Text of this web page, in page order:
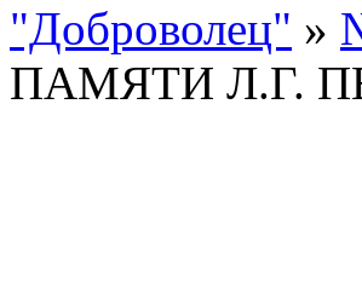
"Доброволец" »
ПАМЯТИ Л.Г.